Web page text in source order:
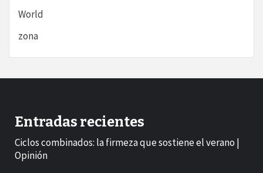
World
zona
Entradas recientes
Ciclos combinados: la firmeza que sostiene el verano |
Opinión